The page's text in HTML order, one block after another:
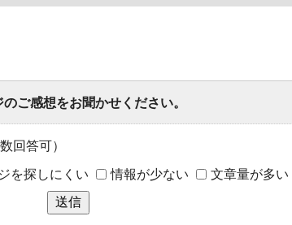
ご感想をお聞かせください。
回答可）
を探しにくい 情報が少ない
文章量が多い
送信